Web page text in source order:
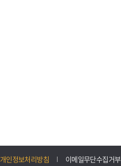
개인정보처리방침 이메일무단수집거부